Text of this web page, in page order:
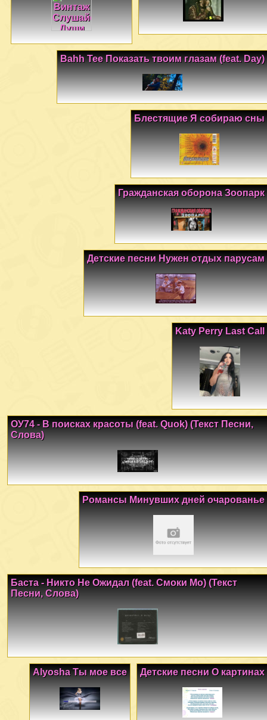
Bahh Tee Показать твоим глазам (feat. Day)
Блестящие Я собираю сны
Гражданская оборона Зоопарк
Детские песни Нужен отдых парусам
Katy Perry Last Call
ОУ74 - В поисках красоты (feat. Quok) (Текст Песни,
Слова)
Романсы Минувших дней очарованье
Баста - Никто Не Ожидал (feat. Смоки Мо) (Текст
Песни, Слова)
Детские песни О картинах
Alyosha Ты мое все